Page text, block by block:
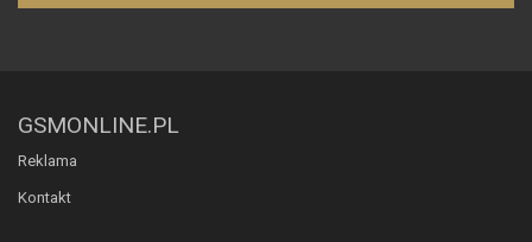
GSMONLINE.PL
Reklama
Kontakt